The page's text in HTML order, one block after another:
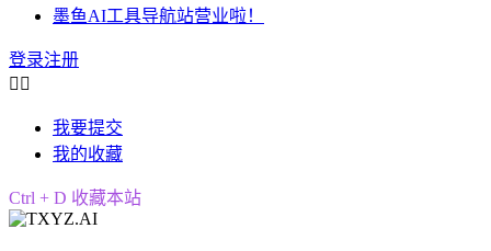
墨鱼AI工具导航站营业啦！
登录注册
 
我要提交
我的收藏
Ctrl + D 收藏本站